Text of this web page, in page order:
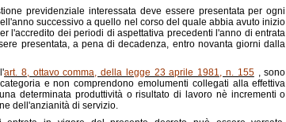
previdenziale interessata deve essere presentata per ogni
successivo a quello nel corso del quale abbia avuto inizio
l'accredito dei periodi di aspettativa precedenti l'anno di entrata
presentata, a pena di decadenza, entro novanta giorni dalla
art. 8, ottavo comma, della legge 23 aprile 1981, n. 155, sono
e non comprendono emolumenti collegati alla effettiva
determinata produttività o risultato di lavoro nè incrementi o
dell'anzianità di servizio.